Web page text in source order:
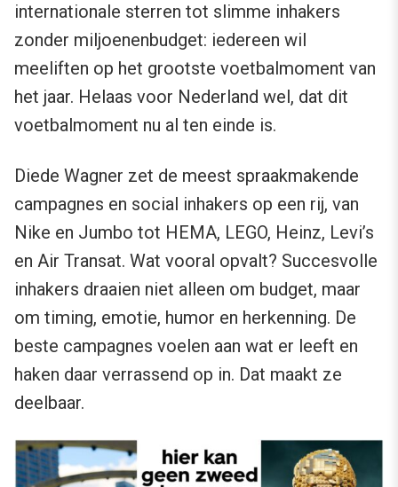
internationale sterren tot slimme inhakers
zonder miljoenenbudget: iedereen wil
meeliften op het grootste voetbalmoment van
het jaar. Helaas voor Nederland wel, dat dit
voetbalmoment nu al ten einde is.
Diede Wagner zet de meest spraakmakende
campagnes en social inhakers op een rij, van
Nike en Jumbo tot HEMA, LEGO, Heinz, Levi’s
en Air Transat. Wat vooral opvalt? Succesvolle
inhakers draaien niet alleen om budget, maar
om timing, emotie, humor en herkenning. De
beste campagnes voelen aan wat er leeft en
haken daar verrassend op in. Dat maakt ze
deelbaar.